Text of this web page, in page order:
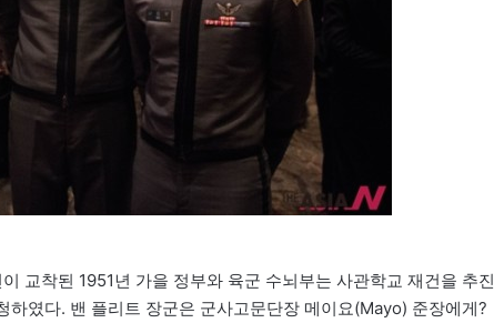
교착된 1951년 가을 정부와 육군 수뇌부는 사관학교 재건을 추진
였다. 밴 플리트 장군은 군사고문단장 메이요(Mayo) 준장에게?